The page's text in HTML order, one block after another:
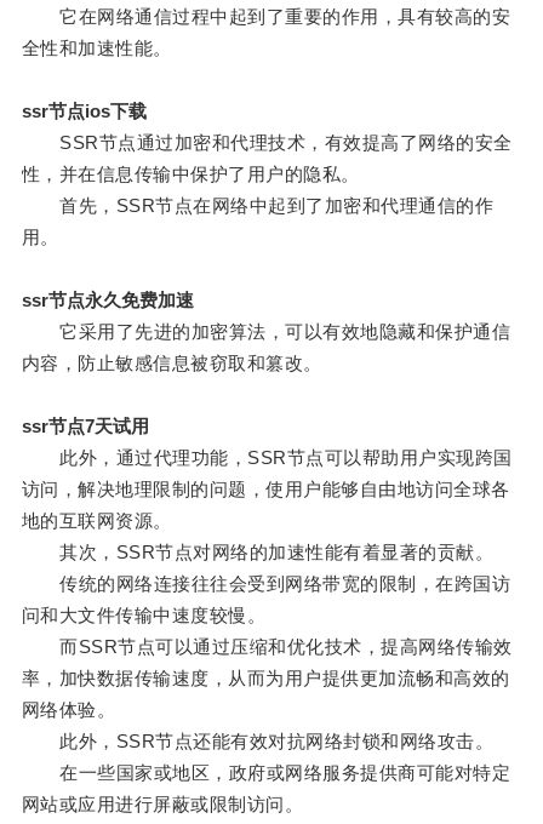
它在网络通信过程中起到了重要的作用，具有较高的安
全性和加速性能。
ssr节点ios下载
SSR节点通过加密和代理技术，有效提高了网络的安全
性，并在信息传输中保护了用户的隐私。
首先，SSR节点在网络中起到了加密和代理通信的作
用。
ssr节点永久免费加速
它采用了先进的加密算法，可以有效地隐藏和保护通信
内容，防止敏感信息被窃取和篡改。
ssr节点7天试用
此外，通过代理功能，SSR节点可以帮助用户实现跨国
访问，解决地理限制的问题，使用户能够自由地访问全球各
地的互联网资源。
其次，SSR节点对网络的加速性能有着显著的贡献。
传统的网络连接往往会受到网络带宽的限制，在跨国访
问和大文件传输中速度较慢。
而SSR节点可以通过压缩和优化技术，提高网络传输效
率，加快数据传输速度，从而为用户提供更加流畅和高效的
网络体验。
此外，SSR节点还能有效对抗网络封锁和网络攻击。
在一些国家或地区，政府或网络服务提供商可能对特定
网站或应用进行屏蔽或限制访问。